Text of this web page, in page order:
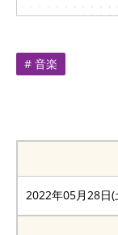
# 音楽
2022年05月28日(